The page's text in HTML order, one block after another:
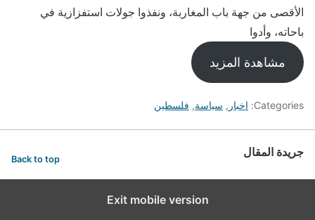
الأقصى من جهة باب المغاربة، ونفذوا جولات استفزازية في
باحاته، وأدوا
مشاهدة المزيد
Categories: اخبار , سياسة, فلسطين
جريدة المقال Back to top
Exit mobile version